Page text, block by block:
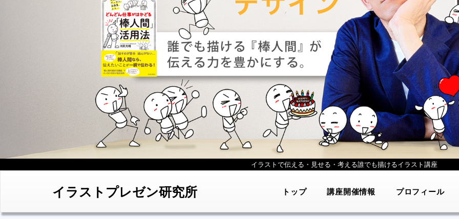
イラストで伝える・見せる・考える誰でも描けるイラスト講座
イラストプレゼン研究所 トップ 講座開催情報 プロフィール